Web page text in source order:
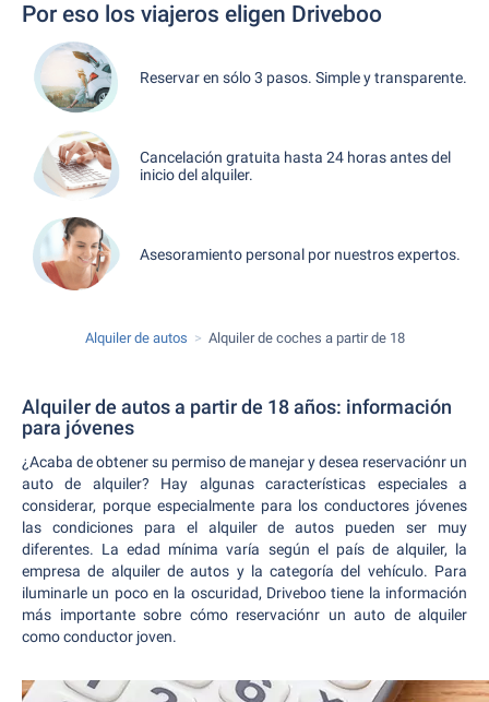
Por eso los viajeros eligen Driveboo
Reservar en sólo 3 pasos. Simple y transparente.
Cancelación gratuita hasta 24 horas antes del
inicio del alquiler.
Asesoramiento personal por nuestros expertos.
Alquiler de autos Alquiler de coches a partir de 18
Alquiler de autos a partir de 18 años: información
para jóvenes
¿Acaba de obtener su permiso de manejar y desea reservaciónr un
auto de alquiler? Hay algunas características especiales a
considerar, porque especialmente para los conductores jóvenes
las condiciones para el alquiler de autos pueden ser muy
diferentes. La edad mínima varía según el país de alquiler, la
empresa de alquiler de autos y la categoría del vehículo. Para
iluminarle un poco en la oscuridad, Driveboo tiene la información
más importante sobre cómo reservaciónr un auto de alquiler
como conductor joven.